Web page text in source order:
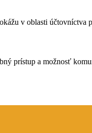
v oblasti účtovníctva
prístup a možnosť